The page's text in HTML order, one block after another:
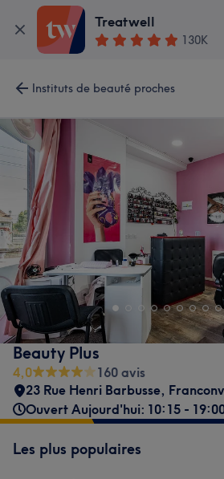
Treatwell
130K
Instituts de beauté proches
Beauty Plus
4,0
160 avis
23 Rue Henri Barbusse,
Ouvert Aujourd'hui: 10:15 -
Les plus populaires